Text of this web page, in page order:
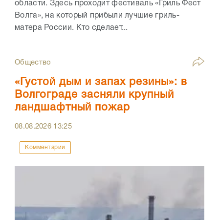
области. Здесь проходит фестиваль «Гриль Фест
Волга», на который прибыли лучшие гриль-
матера России. Кто сделает...
Общество
«Густой дым и запах резины»: в
Волгограде засняли крупный
ландшафтный пожар
08.08.2026 13:25
Комментарии